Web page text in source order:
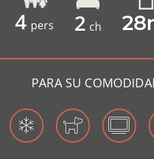
4 pers 2 ch
PARA SU